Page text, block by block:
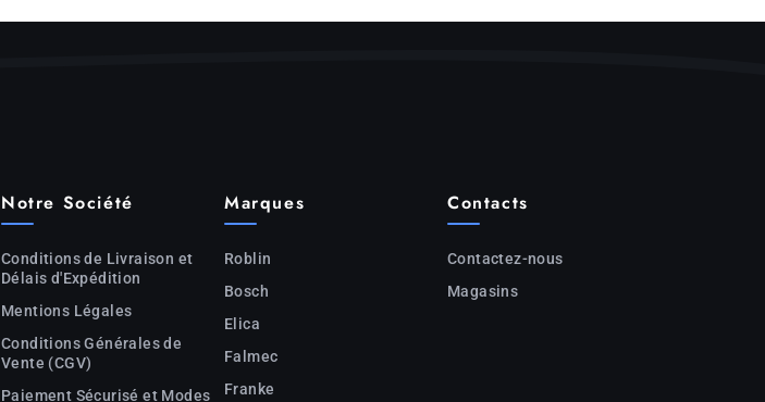
Notre Société
Conditions de Livraison et
Délais d'Expédition
Mentions Légales
Conditions Générales de
Vente (CGV)
Paiement Sécurisé et Modes
Marques
Roblin
Bosch
Elica
Falmec
Franke
Contacts
Contactez-nous
Magasins